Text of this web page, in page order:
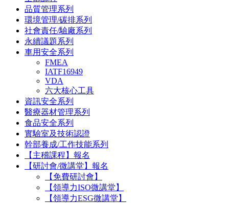
品質管理系列
環境管理/碳排系列
社會責任/驗廠系列
永續議題系列
車用安全系列
FMEA
IATF16949
VDA
六大核心工具
資訊安全系列
醫療器材管理系列
食品安全系列
實驗室及技術認證
幹部養成/工作技能系列
【主稽課程】報名
【研討會/微講堂】報名
【免費研討會】
【領導力ISO微講堂】
【領導力ESG微講堂】